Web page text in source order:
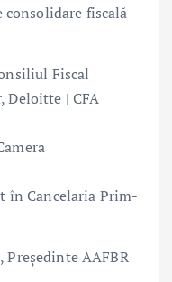
fiscală
Fiscal
Deloitte | CFA
în Cancelaria Prim-
Președinte AAFBR